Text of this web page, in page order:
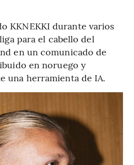
KKNEKKI durante varios
para el cabello del
en un comunicado de
en noruego y
una herramienta de IA.